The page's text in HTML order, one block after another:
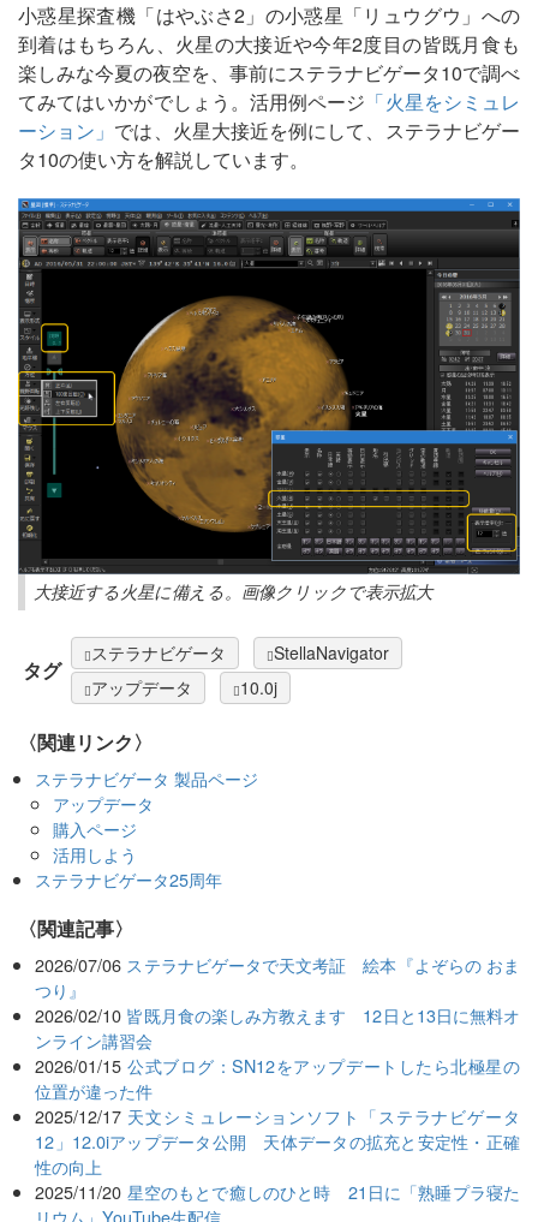
小惑星探査機「はやぶさ2」の小惑星「リュウグウ」への
到着はもちろん、火星の大接近や今年2度目の皆既月食も
楽しみな今夏の夜空を、事前にステラナビゲータ10で調べ
てみてはいかがでしょう。活用例ページ 「火星をシミュレ
ーション」 では、火星大接近を例にして、ステラナビゲー
タ10の使い方を解説しています。
大接近する火星に備える。画像クリックで表示拡大
タグ
ステラナビゲータ
StellaNavigator
アップデータ
10.0j
〈関連リンク〉
ステラナビゲータ 製品ページ
アップデータ
購入ページ
活用しよう
ステラナビゲータ25周年
関連記事
2026/07/06 ステラナビゲータで天文考証 絵本『よぞらの おま
つり』
2026/02/10 皆既月食の楽しみ方教えます 12日と13日に無料オ
ンライン講習会
2026/01/15 公式ブログ：SN12をアップデートしたら北極星の
位置が違った件
2025/12/17 天文シミュレーションソフト「ステラナビゲータ
12」12.0iアップデータ公開 天体データの拡充と安定性・正確
性の向上
2025/11/20 星空のもとで癒しのひと時 21日に「熟睡プラ寝た
リウム」YouTube生配信